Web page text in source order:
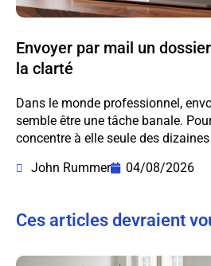
Envoyer par mail un
la clarté
Dans le monde professionnel,
semble être une tâche banale.
concentre à elle seule des
John Rummer
04/08/2026
Ces articles devraient